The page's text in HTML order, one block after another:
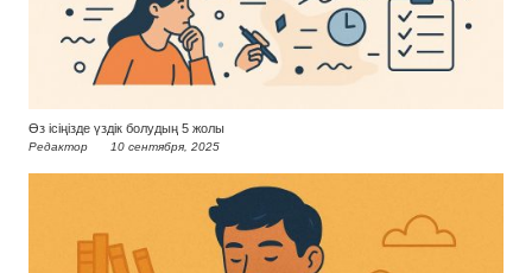
Өз ісіңізде үздік болудың 5 жолы
Редактор 10 сентября, 2025